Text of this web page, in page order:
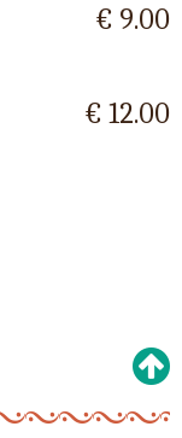
€ 9.00
€ 12.00